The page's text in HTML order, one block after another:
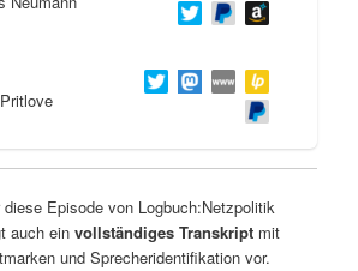
diese Episode von Logbuch:Netzpolitik
auch ein vollständiges Transkriptmit
und Sprecheridentifikation vor.